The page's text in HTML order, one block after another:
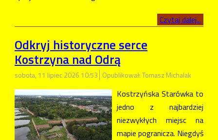
Czytaj dalej...
Odkryj historyczne serce
Kostrzyna nad Odrą
sobota, 11 lipiec 2026 10:53 Opublikował: Tomasz Michalak
Kostrzyńska Starówka to
jedno z najbardziej
niezwykłych miejsc na
mapie pogranicza. Niegdyś